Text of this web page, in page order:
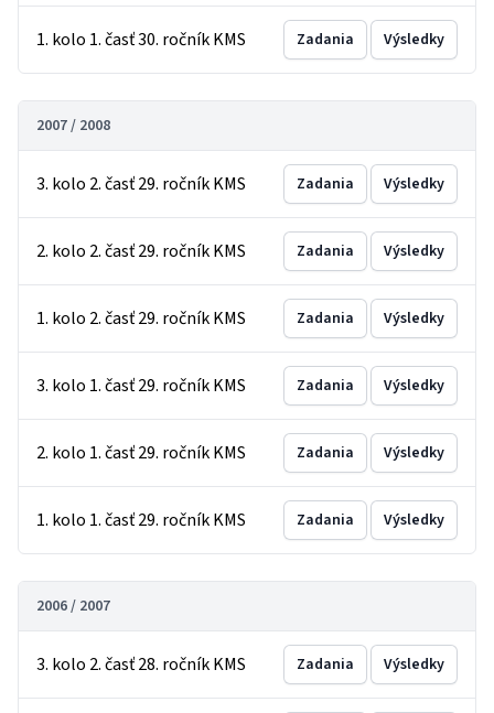
1. kolo 1. časť 30. ročník KMS Zadania Výsledky
2007 / 2008
3. kolo 2. časť 29. ročník KMS Zadania Výsledky
2. kolo 2. časť 29. ročník KMS Zadania Výsledky
1. kolo 2. časť 29. ročník KMS Zadania Výsledky
3. kolo 1. časť 29. ročník KMS Zadania Výsledky
2. kolo 1. časť 29. ročník KMS Zadania Výsledky
1. kolo 1. časť 29. ročník KMS Zadania Výsledky
2006 / 2007
3. kolo 2. časť 28. ročník KMS Zadania Výsledky